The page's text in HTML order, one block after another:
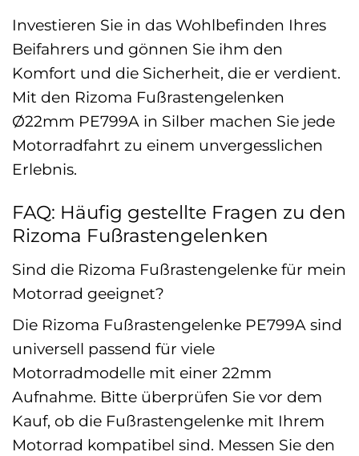
Investieren Sie in das Wohlbefinden Ihres
Beifahrers und gönnen Sie ihm den
Komfort und die Sicherheit, die er verdient.
Mit den Rizoma Fußrastengelenken
Ø22mm PE799A in Silber machen Sie jede
Motorradfahrt zu einem unvergesslichen
Erlebnis.
FAQ: Häufig gestellte Fragen zu den
Rizoma Fußrastengelenken
Sind die Rizoma Fußrastengelenke für mein
Motorrad geeignet?
Die Rizoma Fußrastengelenke PE799A sind
universell passend für viele
Motorradmodelle mit einer 22mm
Aufnahme. Bitte überprüfen Sie vor dem
Kauf, ob die Fußrastengelenke mit Ihrem
Motorrad kompatibel sind. Messen Sie den